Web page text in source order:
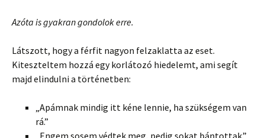
Azóta is gyakran gondolok erre.
Látszott, hogy a férfit nagyon felzaklatta az eset.
Kiteszteltem hozzá egy korlátozó hiedelemt, ami segít
majd elindulni a történetben:
„Apámnak mindig itt kéne lennie, ha szükségem van
rá.”
„Engem sosem védtek meg, pedig sokat bántottak.”